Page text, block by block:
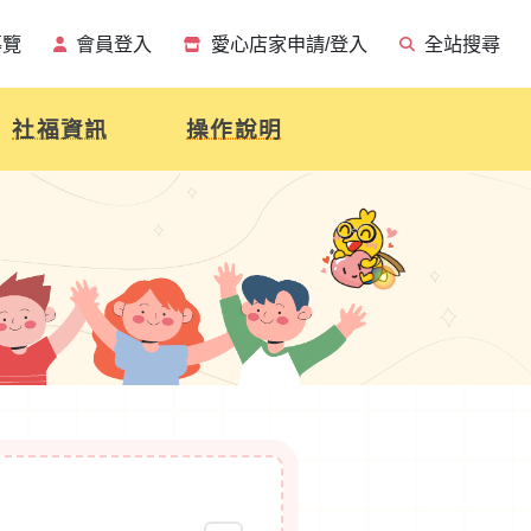
會員登入 愛心店家申請/登入 全站搜尋
社福資訊 操作說明